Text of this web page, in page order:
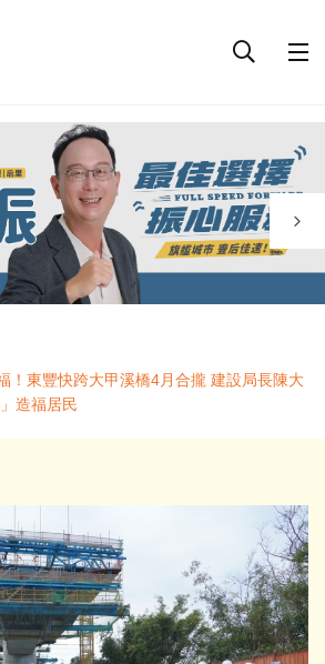
！東豐快跨大甲溪橋4月合攏 建設局長陳大
造福居民